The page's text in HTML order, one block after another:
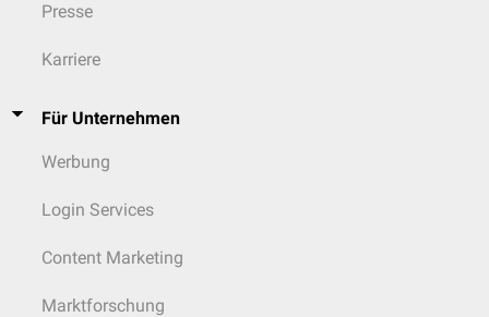
Presse
Karriere
Für Unternehmen
Werbung
Login Services
Content Marketing
Marktforschung